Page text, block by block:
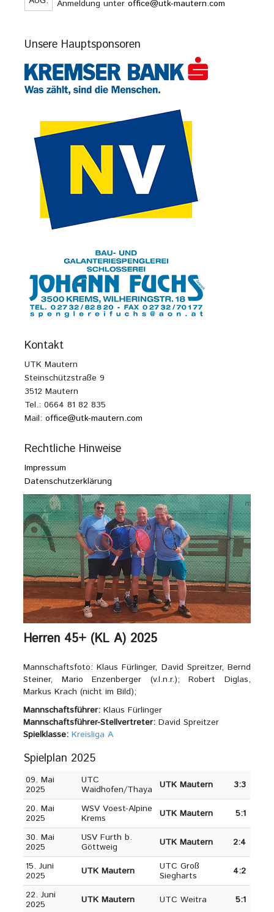
Anmeldung unteroffice@utk-mautern.com
Unsere Hauptsponsoren
Kontakt
UTK Mautern
Steinschützstraße 9
3512 Mautern
Tel.: 0664 81 82 835
Mail: office@utk-mautern.com
Rechtliche Hinweise
Impressum
Datenschutzerklärung
Herren 45+ (KL A) 2025
Mannschaftsfoto: Klaus Fürlinger, David Spreitzer, Bernd
Steiner, Mario Enzenberger (v.l.n.r.); Robert Diglas,
Markus Krach (nicht im Bild);
Mannschaftsführer: Klaus Fürlinger
Mannschaftsführer-Stellvertreter: David Spreitzer
Spielklasse: Kreisliga A
Spielplan 2025
09. Mai
2025
UTC
Waidhofen/Thaya
UTK Mautern
3:3
20. Mai
2025
WSV Voest-Alpine
Krems
UTK Mautern
5:1
30. Mai
2025
USV Furth b.
Göttweig
UTK Mautern
2:4
15. Juni
2025
UTK Mautern
UTC Groß
Siegharts
4:2
22. Juni
2025
UTK Mautern UTC Weitra 5:1